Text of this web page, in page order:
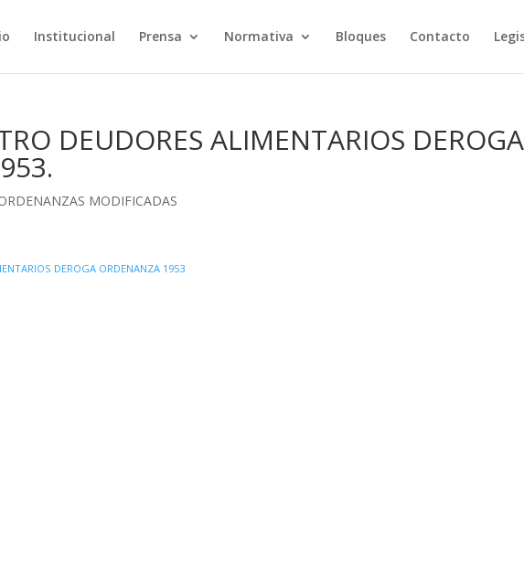
Institucional Prensa Normativa Bloques Contacto
DEUDORES ALIMENTARIOS DEROGA
MODIFICADAS
DEROGA ORDENANZA 1953